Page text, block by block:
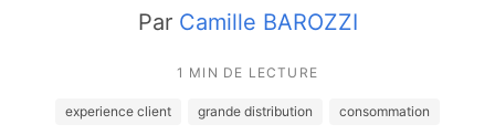
Par Camille BAROZZI
1 MIN DE LECTURE
experience client grande distribution consommation